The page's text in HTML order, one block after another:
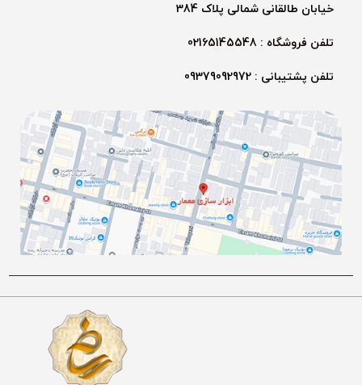
خیابان طالقانی شمالی پلاک 384
تلفن فروشگاه : 02165145548
تلفن پشتیبانی : 09379092972